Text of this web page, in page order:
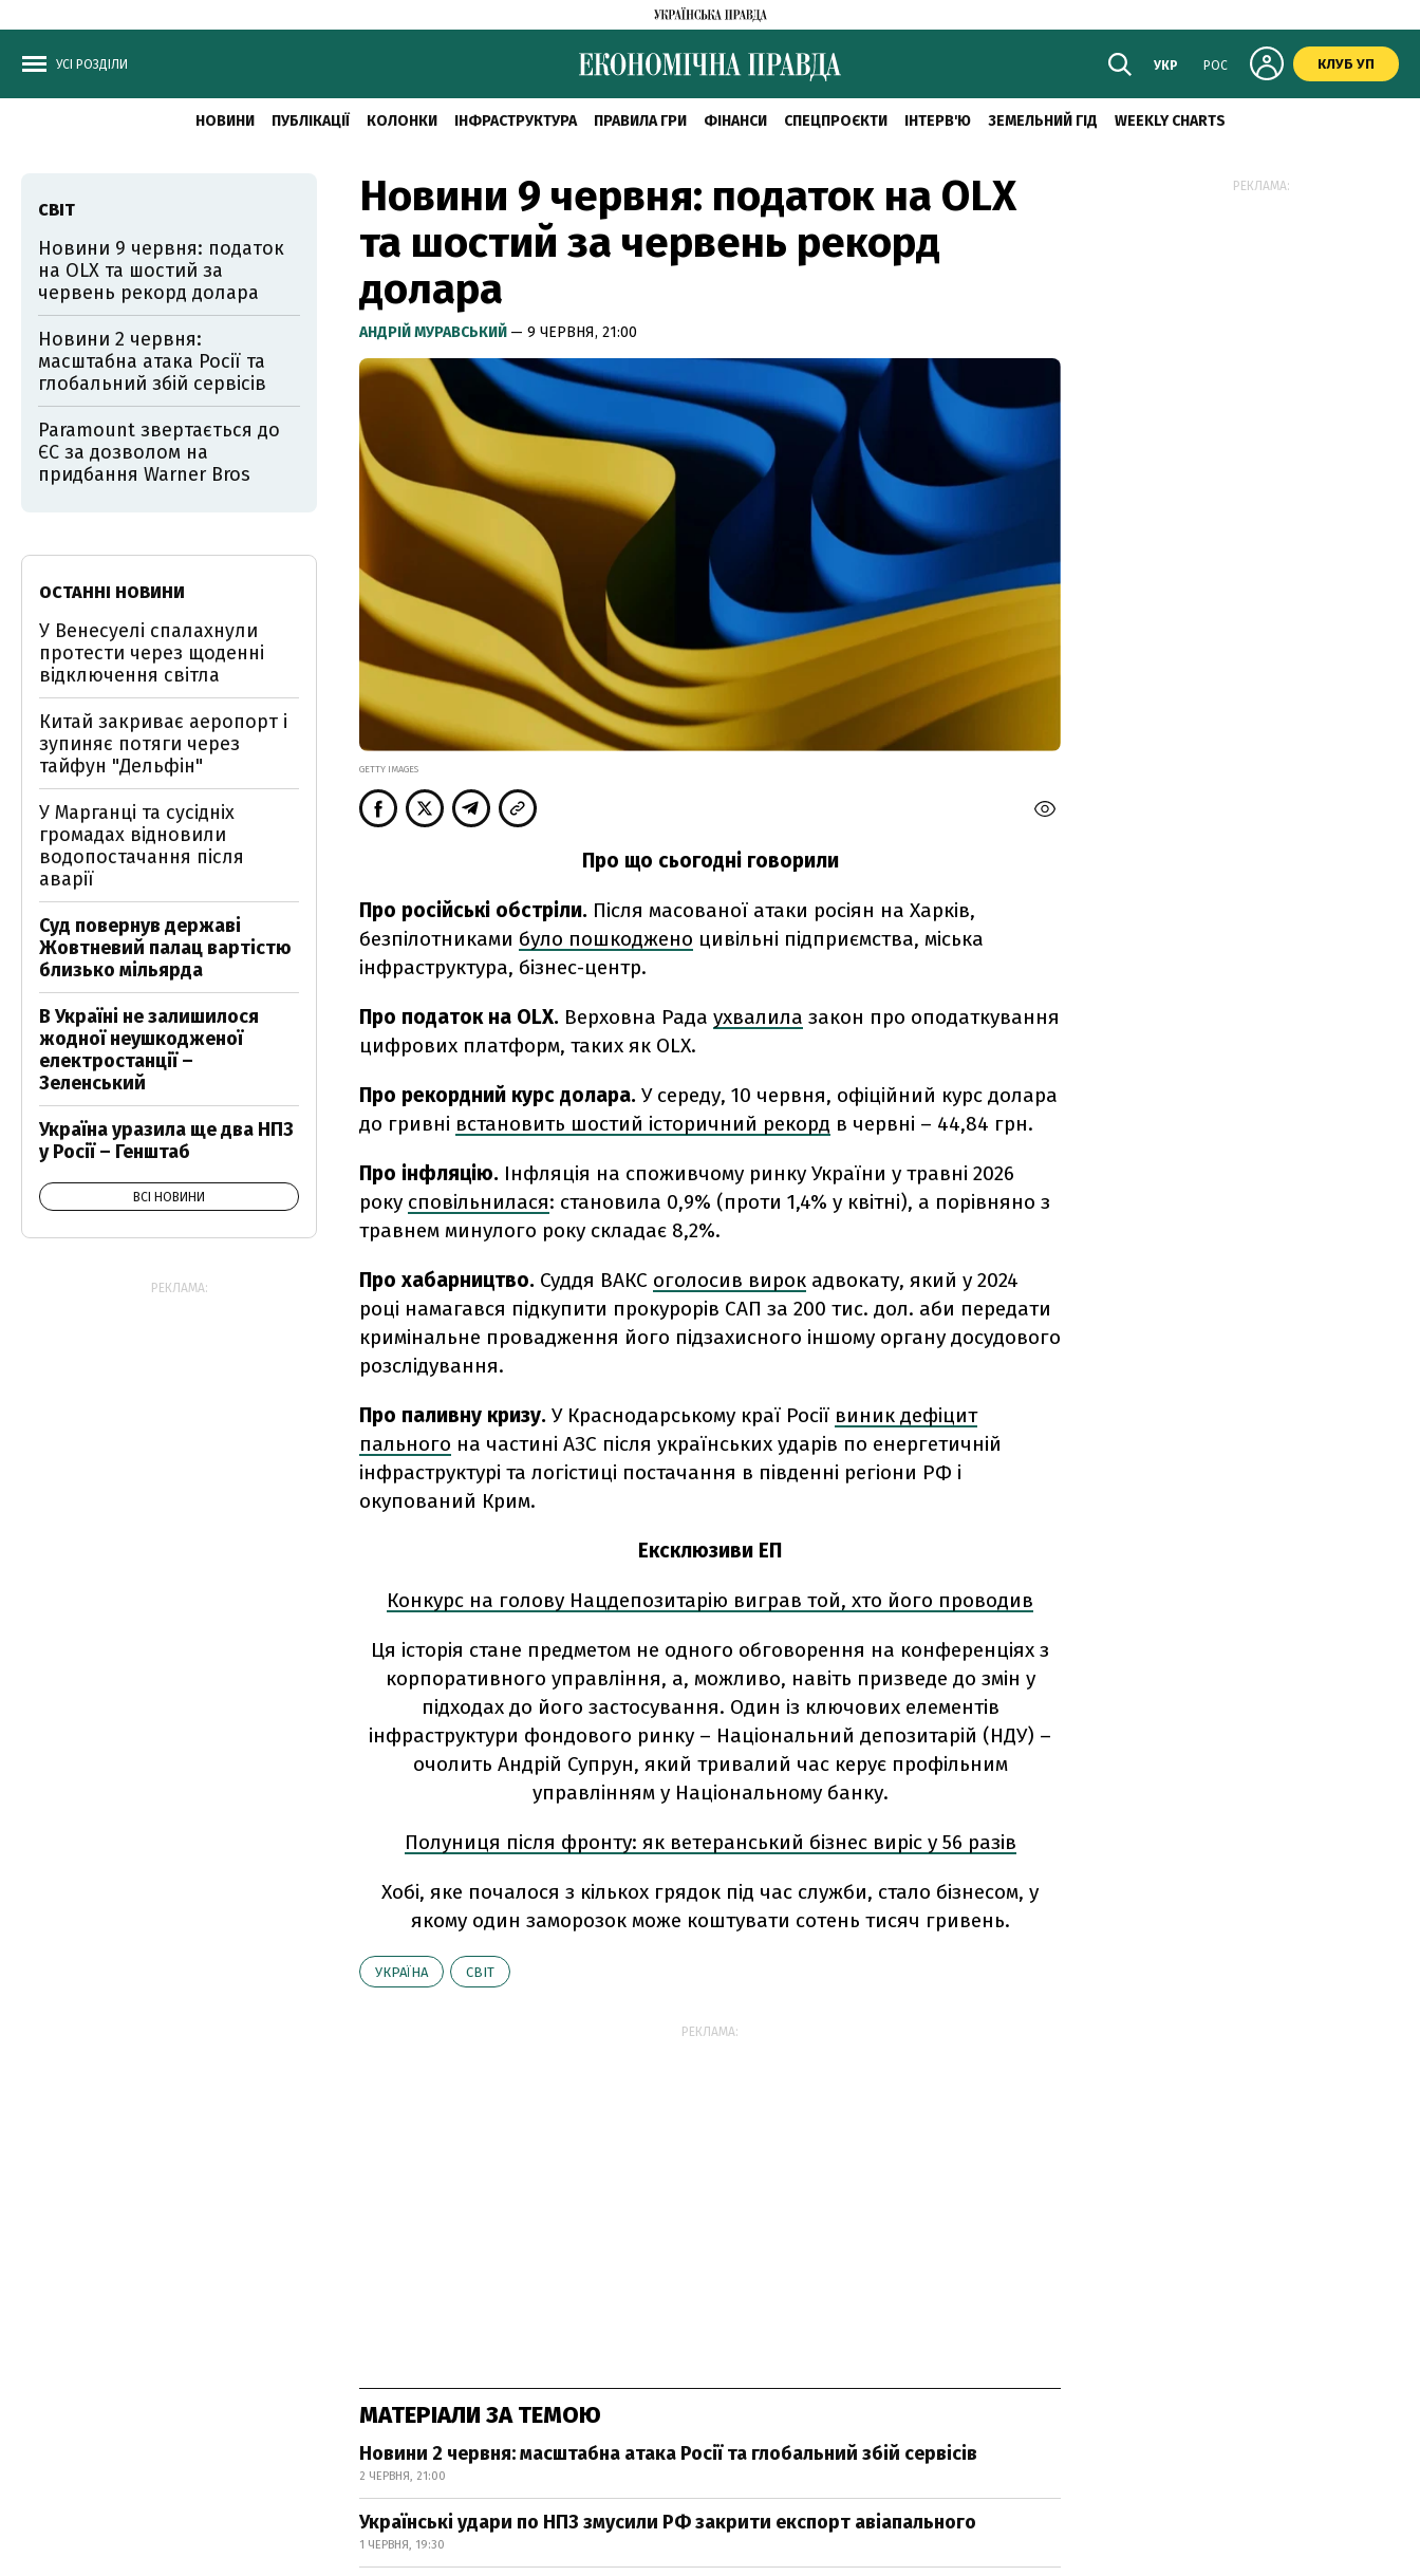
УСІ РОЗДІЛИ УКР РОС КЛУБ УП
НОВИНИ ПУБЛІКАЦІЇ КОЛОНКИ ІНФРАСТРУКТУРА ПРАВИЛА ГРИ ФІНАНСИ СПЕЦПРОЄКТИ ІНТЕРВ'Ю ЗЕМЕЛЬНИЙ ГІД WEEKLY CHARTS
Новини 9 червня: податок на OLX
та шостий за червень рекорд
долара
АНДРІЙ МУРАВСЬКИЙ — 9 ЧЕРВНЯ, 21:00
GETTY IMAGES
Про що сьогодні говорили
Про російські обстріли. Після масованої атаки росіян на Харків,
безпілотниками було пошкоджено цивільні підприємства, міська
інфраструктура, бізнес-центр.
Про податок на OLX. Верховна Рада ухвалила закон про оподаткування
цифрових платформ, таких як OLX.
Про рекордний курс долара. У середу, 10 червня, офіційний курс долара
до гривні встановить шостий історичний рекорд в червні – 44,84 грн.
Про інфляцію. Інфляція на споживчому ринку України у травні 2026
року сповільнилася: становила 0,9% (проти 1,4% у квітні), а порівняно з
травнем минулого року складає 8,2%.
Про хабарництво. Суддя ВАКС оголосив вирок адвокату, який у 2024
році намагався підкупити прокурорів САП за 200 тис. дол. аби передати
кримінальне провадження його підзахисного іншому органу досудового
розслідування.
Про паливну кризу. У Краснодарському краї Росії виник дефіцит
пального на частині АЗС після українських ударів по енергетичній
інфраструктурі та логістиці постачання в південні регіони РФ і
окупований Крим.
Ексклюзиви ЕП
Конкурс на голову Нацдепозитарію виграв той, хто його проводив
Ця історія стане предметом не одного обговорення на конференціях з
корпоративного управління, а, можливо, навіть призведе до змін у
підходах до його застосування. Один із ключових елементів
інфраструктури фондового ринку – Національний депозитарій (НДУ) –
очолить Андрій Супрун, який тривалий час керує профільним
управлінням у Національному банку.
Полуниця після фронту: як ветеранський бізнес виріс у 56 разів
Хобі, яке почалося з кількох грядок під час служби, стало бізнесом, у
якому один заморозок може коштувати сотень тисяч гривень.
УКРАЇНА СВІТ
РЕКЛАМА:
МАТЕРІАЛИ ЗА ТЕМОЮ
Новини 2 червня: масштабна атака Росії та глобальний збій сервісів
2 ЧЕРВНЯ, 21:00
Українські удари по НПЗ змусили РФ закрити експорт авіапального
1 ЧЕРВНЯ, 19:30
СВІТ
Новини 9 червня: податок
на OLX та шостий за
червень рекорд долара
Новини 2 червня:
масштабна атака Росії та
глобальний збій сервісів
Paramount звертається до
ЄС за дозволом на
придбання Warner Bros
ОСТАННІ НОВИНИ
У Венесуелі спалахнули
протести через щоденні
відключення світла
Китай закриває аеропорт і
зупиняє потяги через
тайфун "Дельфін"
У Марганці та сусідніх
громадах відновили
водопостачання після
аварії
Суд повернув державі
Жовтневий палац вартістю
близько мільярда
В Україні не залишилося
жодної неушкодженої
електростанції –
Зеленський
Україна уразила ще два НПЗ
у Росії – Генштаб
ВСІ НОВИНИ
РЕКЛАМА:
РЕКЛАМА: